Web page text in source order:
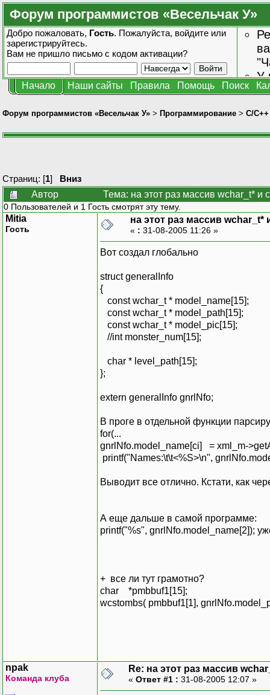
Форум программистов «Весельчак У»
Добро пожаловать, Гость. Пожалуйста, войдите или
зарегистрируйтесь.
Вам не пришло письмо с кодом активации?
У
Начало Наши сайты Правила Помощь Поиск
Форум программистов «Весельчак У» > Программирование > C/C++
Страниц: [1] Вниз
Автор
Тема: на этот раз массив wchar_t* и
0 Пользователей и 1 Гость смотрят эту тему.
Mitia
Гость
на этот раз массив wchar_t*
« : 31-08-2005 11:26 »
Вот создал глобально
struct generalInfo
{
const wchar_t * model_name[15];
const wchar_t * model_path[15];
const wchar_t * model_pic[15];
//int monster_num[15];
char * level_path[15];
};
extern generalInfo gnrlNfo;
В проге в отдельной функции
for(...
gnrlNfo.model_name[ci] = xml_m-
printf("Names:\t\t<%S>\n",
Выводит все отлично. Кстати, как
А еще дальше в самой программе:
printf("%s", gnrlNfo.model_name[2]);
+ все ли тут грамотно?
char *pmbbuf1[15];
wcstombs( pmbbuf1[1],
npak
Команда клуба
Re: на этот раз массив
« Ответ #1 : 31-08-2005 12:07 »